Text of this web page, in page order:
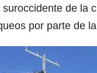
de la
por parte de